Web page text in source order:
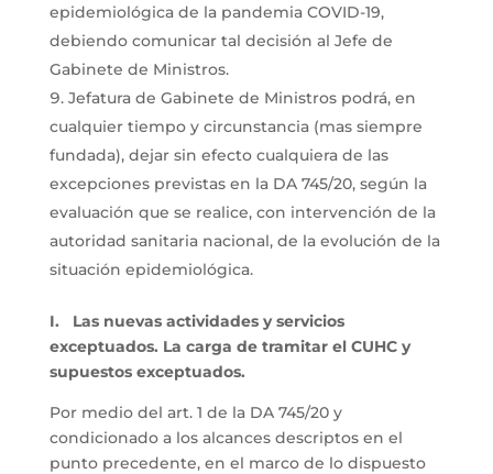
epidemiológica de la pandemia COVID-19,
debiendo comunicar tal decisión al Jefe de
Gabinete de Ministros.
Jefatura de Gabinete de Ministros podrá, en
cualquier tiempo y circunstancia (mas siempre
fundada), dejar sin efecto cualquiera de las
excepciones previstas en la DA 745/20, según la
evaluación que se realice, con intervención de la
autoridad sanitaria nacional, de la evolución de la
situación epidemiológica.
I. Las nuevas actividades y servicios
exceptuados. La carga de tramitar el CUHC y
supuestos exceptuados.
Por medio del art. 1 de la DA 745/20 y
condicionado a los alcances descriptos en el
punto precedente, en el marco de lo dispuesto